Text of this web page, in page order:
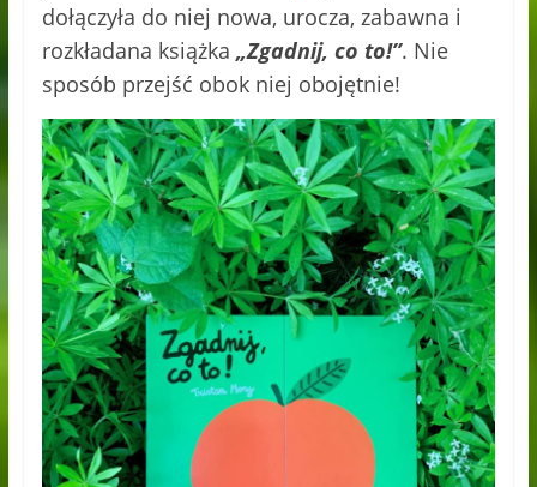
dołączyła do niej nowa, urocza, zabawna i
rozkładana książka „Zgadnij, co to!”. Nie
sposób przejść obok niej obojętnie!